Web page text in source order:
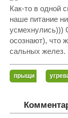
Как-то в одной
наше питание
усмехнулись)))
осознают), что
сальных
прыщи